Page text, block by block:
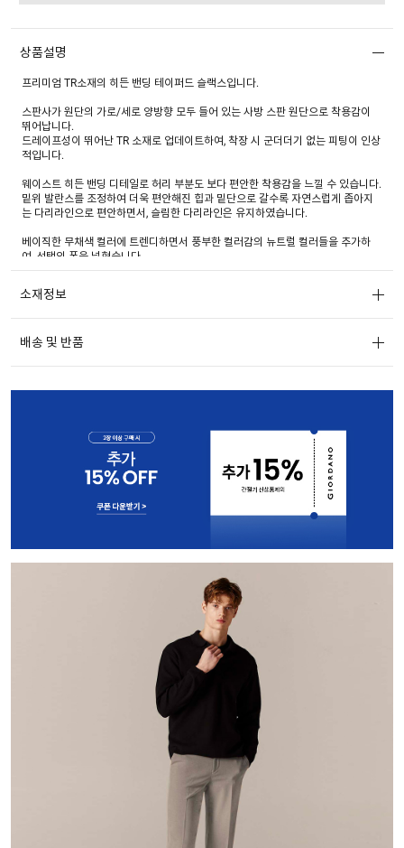
상품설명
프리미엄 TR소재의 히든 밴딩 테이퍼드 슬랙스입니다.
스판사가 원단의 가로/세로 양방향 모두 들어 있는 사방 스판 원단으로 착용감이
뛰어납니다.
드레이프성이 뛰어난 TR 소재로 업데이트하여, 착장 시 군더더기 없는 피팅이 인상
적입니다.
웨이스트 히든 밴딩 디테일로 허리 부분도 보다 편안한 착용감을 느낄 수 있습니다.
밑위 발란스를 조정하여 더욱 편안해진 힙과 밑단으로 갈수록 자연스럽게 좁아지
는 다리라인으로 편안하면서, 슬림한 다리라인은 유지하였습니다.
베이직한 무채색 컬러에 트렌디하면서 풍부한 컬러감의 뉴트럴 컬러들을 추가하
여, 선택의 폭을 넓혔습니다.
는 실용적인 아이템입니다.
소재정보
배송 및 반품